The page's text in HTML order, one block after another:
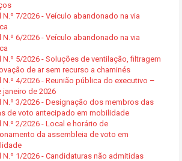
N.º 7/2026 - Veículo abandonado na via
N.º 6/2026 - Veículo abandonado na via
N.º 5/2026 - Soluções de ventilação, filtragem
de ar sem recurso a chaminés
N.º 4/2026 - Reunião pública do executivo –
janeiro de 2026
N.º 3/2026 - Designação dos membros das
de voto antecipado em mobilidade
N.º 2/2026 - Local e horário de
da assembleia de voto em
N.º 1/2026 - Candidaturas não admitidas